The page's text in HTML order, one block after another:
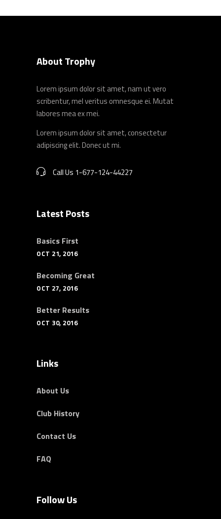
About Trophy
Lorem ipsum dolor sit amet, nam ut vero
scribentur, mel veritus omnesque ei. Mutat
labores mea ex mei.
Lorem ipsum dolor sit amet, consectetur
adipiscing elit. Donec ut mi.
Call Us 1-677-124-44227
Latest Posts
Basics First
OCT 21, 2016
Becoming Great
OCT 27, 2016
Better Results
OCT 30, 2016
Links
About Us
Club History
Contact Us
FAQ
Follow Us